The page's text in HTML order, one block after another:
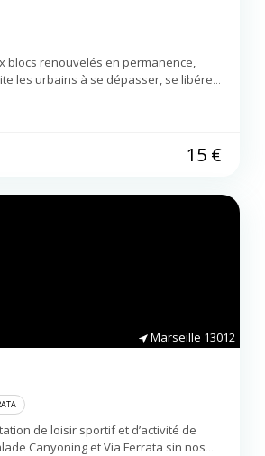
blocs renouvelés en permanence,
les urbains à se dépasser, se libérer
15 €
Marseille 13012
de loisir sportif et d’activité de
Canyoning et Via Ferrata sin nos